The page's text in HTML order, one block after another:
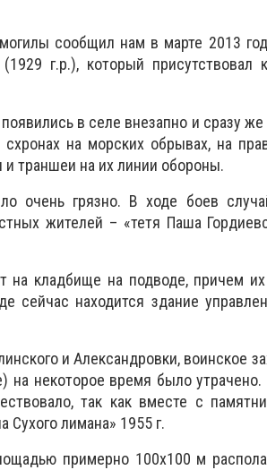
сообщил нам в марте 2013
г.р.), который присутствовал
в селе внезапно и сразу
на морских обрывах, на
и траншеи на их линии обороны.
очень грязно. В ходе боев
жителей – «тетя Паша
на кладбище на подводе, причем
сейчас находится здание
и Александровки, воинское
на некоторое время было
так как вместе с
Сухого лимана» 1955 г.
примерно 100х100 м